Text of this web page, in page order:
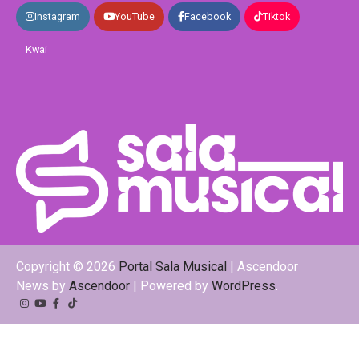
Instagram YouTube Facebook Tiktok
Kwai
Copyright © 2026 Portal Sala Musical
| Ascendoor
News by Ascendoor | Powered by WordPress.
Instagram
YouTube
Facebook
Tiktok